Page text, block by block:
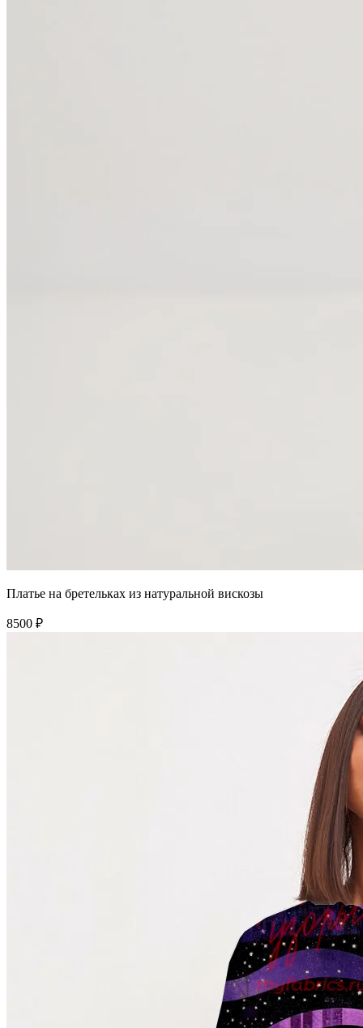
Платье на бретельках из натуральной вискозы
8500 ₽